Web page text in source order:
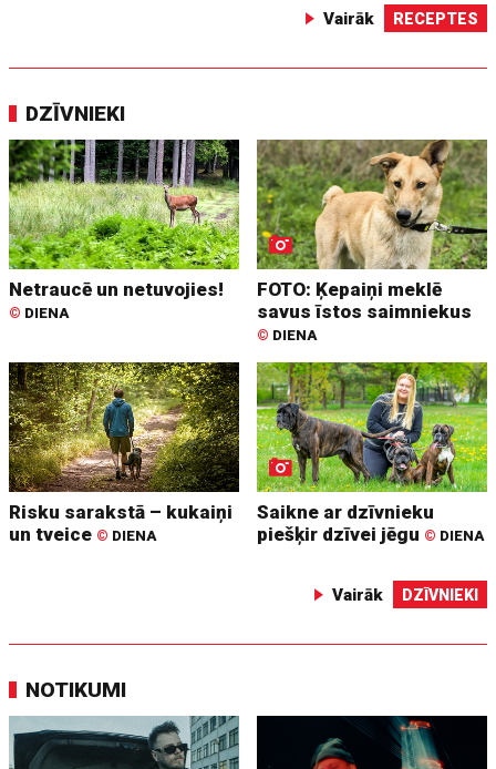
Vairāk RECEPTES
DZĪVNIEKI
Netraucē un netuvojies!
© DIENA
FOTO: Ķepaiņi meklē
savus īstos saimniekus
© DIENA
Risku sarakstā – kukaiņi
un tveice © DIENA
Saikne ar dzīvnieku
piešķir dzīvei jēgu © DIENA
Vairāk DZĪVNIEKI
NOTIKUMI